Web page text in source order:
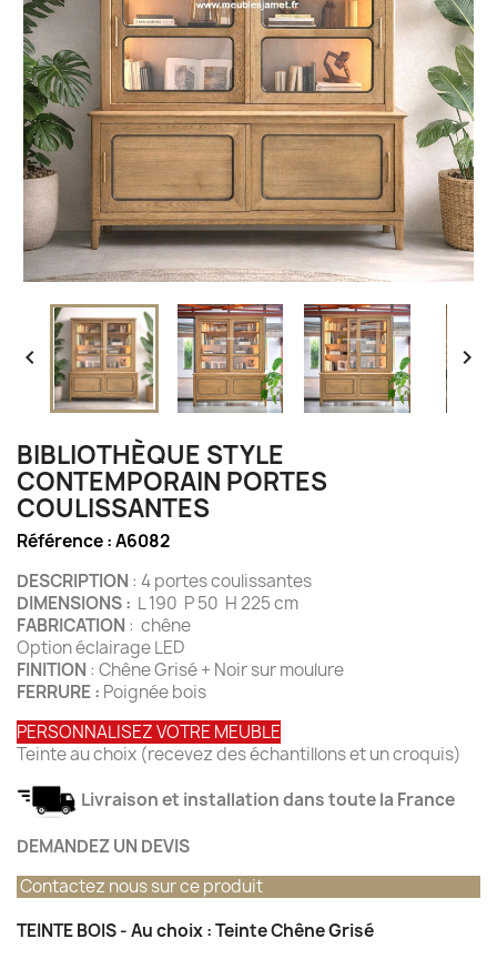
 
BIBLIOTHÈQUE STYLE
CONTEMPORAIN PORTES
COULISSANTES
Référence :A6082
DESCRIPTION : 4 portes coulissantes
DIMENSIONS : L 190 P 50 H 225 cm
FABRICATION : chêne
Option éclairage LED
FINITION : Chêne Grisé + Noir sur moulure
FERRURE : Poignée bois
PERSONNALISEZ VOTRE MEUBLE
Teinte au choix (recevez des échantillons et un croquis)
Livraison et installation dans toute la France
DEMANDEZ UN DEVIS
Contactez nous sur ce produit
TEINTE BOIS - Au choix : Teinte Chêne Grisé